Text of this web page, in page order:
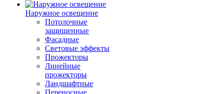
Наружное освещение
Потолочные
защищенные
Фасадные
Световые эффекты
Прожекторы
Линейные
прожекторы
Ландшафтные
Переносные